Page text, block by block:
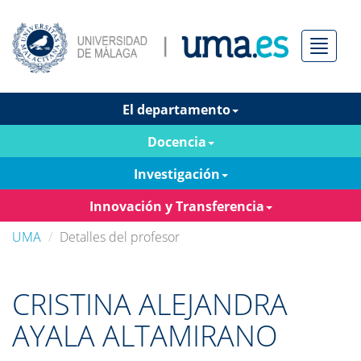
Menú
El departamento
Docencia
Investigación
Innovación y Transferencia
UMA
Detalles del profesor
CRISTINA ALEJANDRA
AYALA ALTAMIRANO